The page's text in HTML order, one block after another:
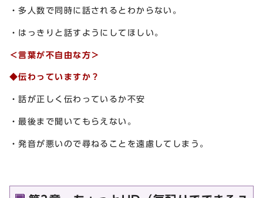
・多人数で同時に話されるとわからない。
・はっきりと話すようにしてほしい。
＜言葉が不自由な方＞
◆伝わっていますか？
・話が正しく伝わっているか不安
・最後まで聞いてもらえない。
・発音が悪いので尋ねることを遠慮してしまう。